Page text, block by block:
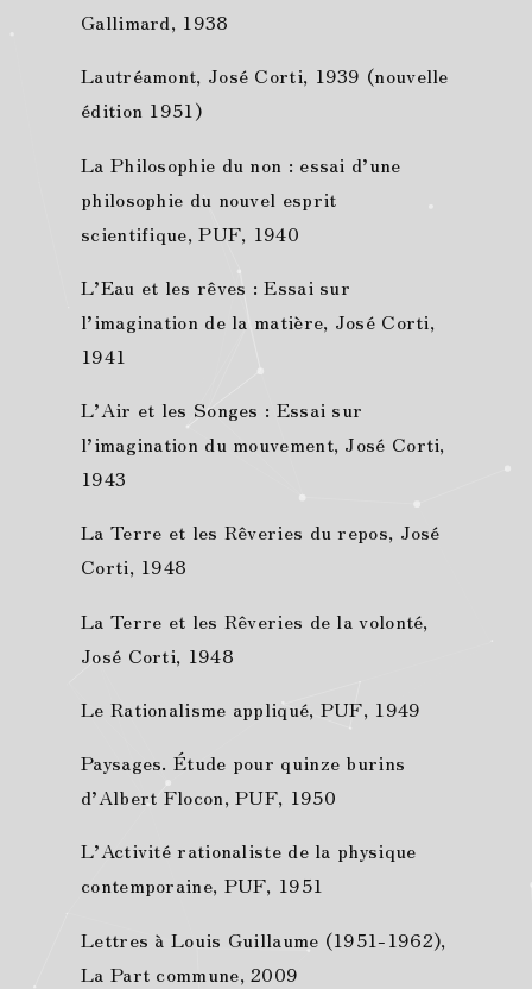
Gallimard, 1938
Lautréamont, José Corti, 1939 (nouvelle
édition 1951)
La Philosophie du non : essai d’une
philosophie du nouvel esprit
scientifique, PUF, 1940
L’Eau et les rêves : Essai sur
l’imagination de la matière, José Corti,
1941
L’Air et les Songes : Essai sur
l’imagination du mouvement, José Corti,
1943
La Terre et les Rêveries du repos, José
Corti, 1948
La Terre et les Rêveries de la volonté,
José Corti, 1948
Le Rationalisme appliqué, PUF, 1949
Paysages. Étude pour quinze burins
d’Albert Flocon, PUF, 1950
L’Activité rationaliste de la physique
contemporaine, PUF, 1951
Lettres à Louis Guillaume (1951-1962),
La Part commune, 2009